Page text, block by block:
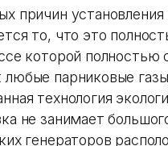
причин
то, что это
которой
парниковые
технология
не занимает
генераторов